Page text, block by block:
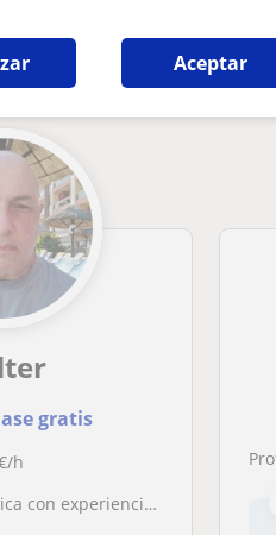
Aceptar
que pueden
gratis
h
de 25 años trabajando en empresas.